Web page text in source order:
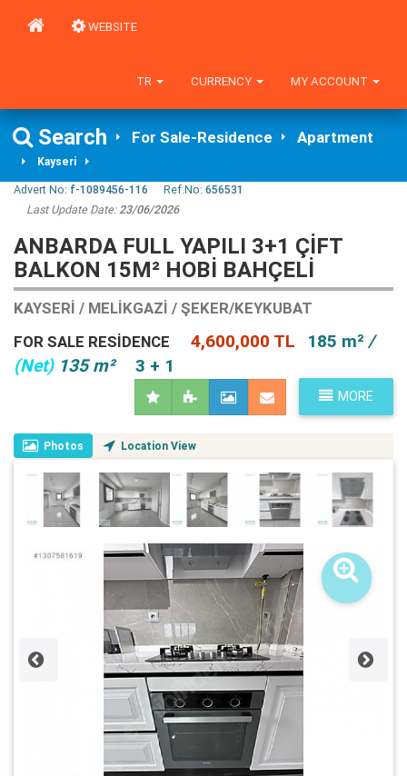
WEBSITE
MY ACCOUNT
CURRENCY
TR
Search For Sale-Residence Apartment
Kayseri
Advert No: f-1089456-116 Ref.No: 656531
Last Update Date:23/06/2026
ANBARDA FULL YAPILI 3+1 ÇIFT
BALKON 15M² HOBI BAHÇELI
KAYSERI / MELIKGAZI / ŞEKER/KEYKUBAT
FOR SALE RESIDENCE
4,600,000 TL 185 m² /
(Net)135 m² 3 + 1
MORE
Photos Location View